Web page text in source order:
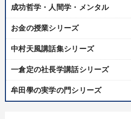
しいただけます
カテゴリー
数字・税務・決算書 147回春季大
売上直結の営業力や販売力を獲得する
経営者のための《音声・動画で学ぶ》
成功哲学・人間学・メンタル
お金の授業シリーズ
中村天風講話集シリーズ
一倉定の社長学講話シリーズ
牟田學の実学の門シリーズ